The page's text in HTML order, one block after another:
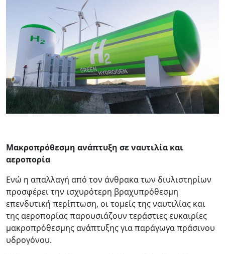
Μακροπρόθεσμη ανάπτυξη σε ναυτιλία και
αεροπορία
Ενώ η απαλλαγή από τον άνθρακα των διυλιστηρίων
προσφέρει την ισχυρότερη βραχυπρόθεσμη
επενδυτική περίπτωση, οι τομείς της ναυτιλίας και
της αεροπορίας παρουσιάζουν τεράστιες ευκαιρίες
μακροπρόθεσμης ανάπτυξης για παράγωγα πράσινου
υδρογόνου.